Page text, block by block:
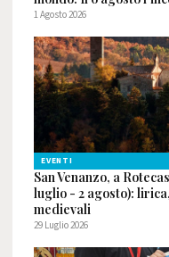
1 Agosto 2026
EVENTI
San Venanzo, a
luglio - 2 agosto):
medievali
29 Luglio 2026